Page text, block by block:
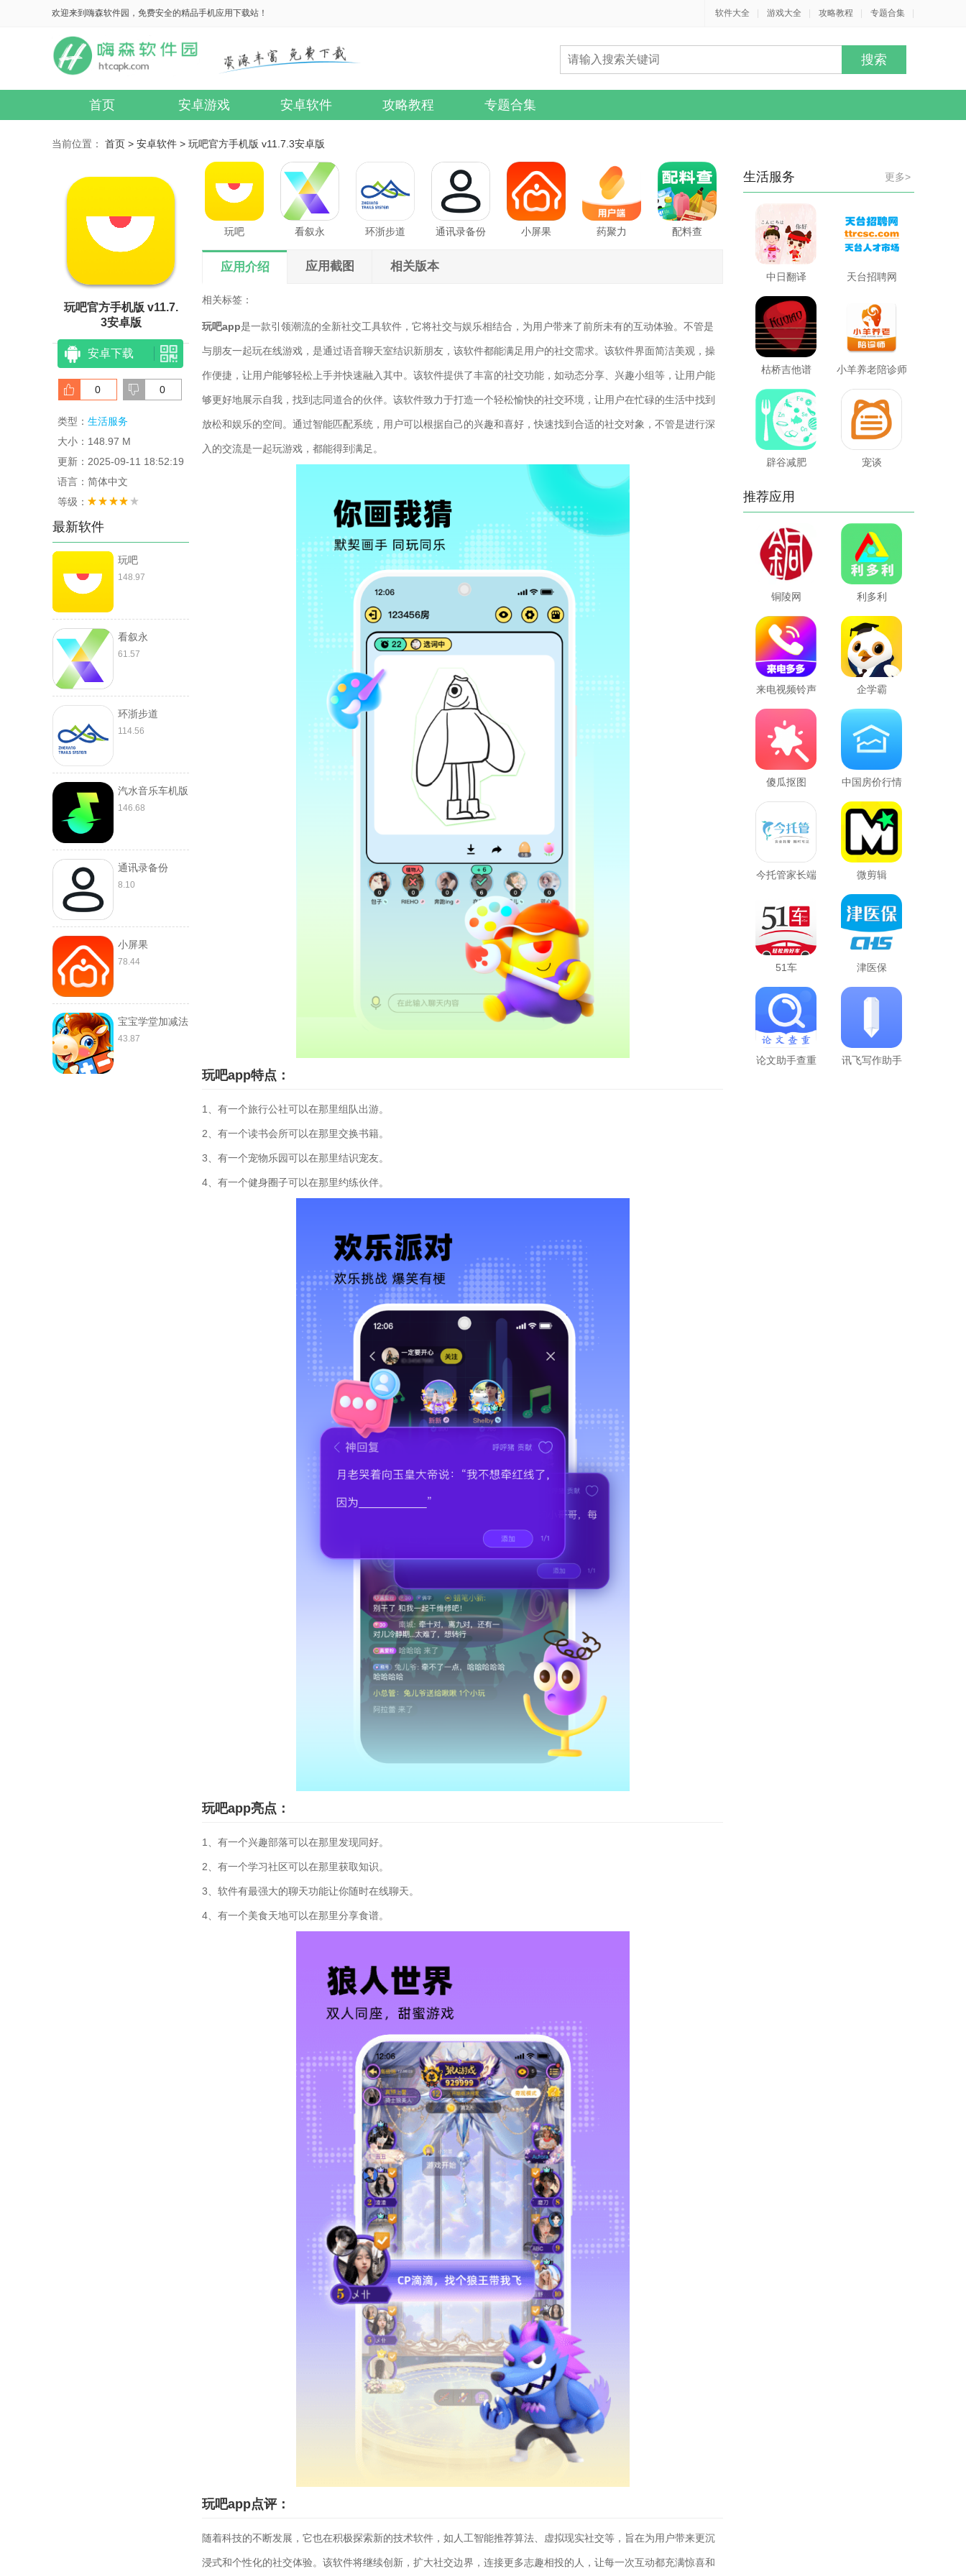
欢迎来到嗨森软件园，免费安全的精品手机应用下载站！ 软件大全 游戏大全 攻略教程 专题合集
首页 安卓游戏 安卓软件 攻略教程 专题合集
当前位置： 首页 > 安卓软件 > 玩吧官方手机版 v11.7.3安卓版
玩吧官方手机版 v11.7.
3安卓版
安卓下载
0 0
类型： 生活服务
大小：148.97 M
更新：2025-09-11 18:52:19
语言：简体中文
等级：
最新软件
玩吧
148.97
看叙永
61.57
环浙步道
114.56
汽水音乐车机版
146.68
通讯录备份
8.10
小屏果
78.44
宝宝学堂加减法
43.87
玩吧 看叙永 环浙步道 通讯录备份 小屏果 药聚力 配料查
应用介绍 应用截图 相关版本
相关标签：
玩吧app是一款引领潮流的全新社交工具软件，它将社交与娱乐相结合，为用户带来了前所未有的互动体验。不管是
与朋友一起玩在线游戏，是通过语音聊天室结识新朋友，该软件都能满足用户的社交需求。该软件界面简洁美观，操
作便捷，让用户能够轻松上手并快速融入其中。该软件提供了丰富的社交功能，如动态分享、兴趣小组等，让用户能
够更好地展示自我，找到志同道合的伙伴。该软件致力于打造一个轻松愉快的社交环境，让用户在忙碌的生活中找到
放松和娱乐的空间。通过智能匹配系统，用户可以根据自己的兴趣和喜好，快速找到合适的社交对象，不管是进行深
入的交流是一起玩游戏，都能得到满足。
玩吧app特点：
1、有一个旅行公社可以在那里组队出游。
2、有一个读书会所可以在那里交换书籍。
3、有一个宠物乐园可以在那里结识宠友。
4、有一个健身圈子可以在那里约练伙伴。
玩吧app亮点：
1、有一个兴趣部落可以在那里发现同好。
2、有一个学习社区可以在那里获取知识。
3、软件有最强大的聊天功能让你随时在线聊天。
4、有一个美食天地可以在那里分享食谱。
玩吧app点评：
随着科技的不断发展，它也在积极探索新的技术软件，如人工智能推荐算法、虚拟现实社交等，旨在为用户带来更沉
浸式和个性化的社交体验。该软件将继续创新，扩大社交边界，连接更多志趣相投的人，让每一次互动都充满惊喜和
更多>
生活服务
中日翻译 天台招聘网
枯桥吉他谱 小羊养老陪诊师
辟谷减肥 宠谈
推荐应用
铜陵网 利多利
来电视频铃声 企学霸
傻瓜抠图 中国房价行情
今托管家长端 微剪辑
51车 津医保
论文助手查重 讯飞写作助手